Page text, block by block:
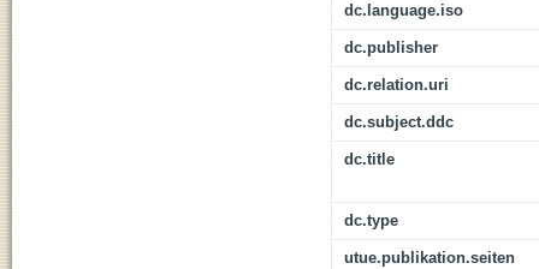
dc.language.iso
dc.publisher
dc.relation.uri
dc.subject.ddc
dc.title
dc.type
utue.publikation.seiten